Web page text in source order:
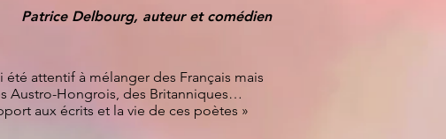
Patrice Delbourg, auteur et comédien​
été attentif à mélanger des Français mais
Austro-Hongrois, des Britanniques…
aux écrits et la vie de ces poètes »